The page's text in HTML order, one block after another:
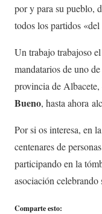
por y para su pueblo,
todos los partidos
Un trabajo trabajoso
mandatarios de uno
provincia de
Bueno, hasta ahora
Por si os interesa, en
centenares de
participando en la
asociación celebrando
Comparte esto: